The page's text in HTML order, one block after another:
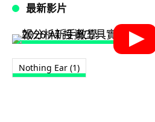
最新影片
Nothing Ear (1)